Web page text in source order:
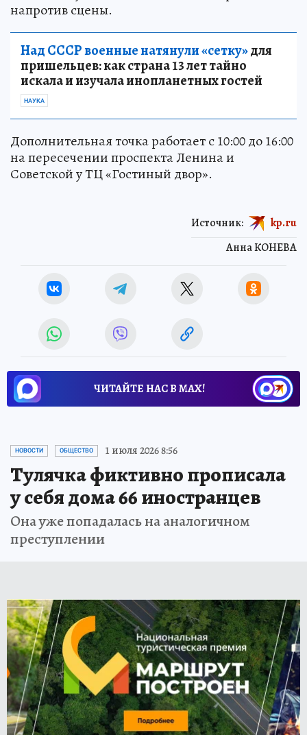
напротив сцены.
Над СССР военные натянули «сетку»для
пришельцев: как страна 13 лет тайно
искала и изучала инопланетных гостей
НАУКА
Дополнительная точка работает с 10:00 до 16:00
на пересечении проспекта Ленина и
Советской у ТЦ «Гостиный двор».
Анна КОНЕВА
Источник: kp.ru
ЧИТАЙТЕ НАС В МАХ!
НОВОСТИ ОБЩЕСТВО 1 июля 2026 8:56
Тулячка фиктивно прописала
у себя дома 66 иностранцев
Она уже попадалась на аналогичном
преступлении